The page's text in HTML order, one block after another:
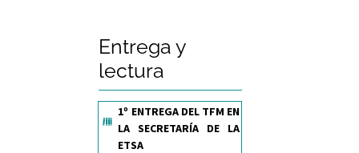
Entrega y
lectura
1º ENTREGA DEL TFM EN
LA SECRETARÍA DE LA
ETSA